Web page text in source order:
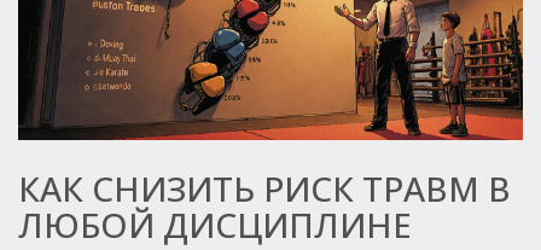
КАК СНИЗИТЬ РИСК ТРАВМ В
ЛЮБОЙ ДИСЦИПЛИНЕ